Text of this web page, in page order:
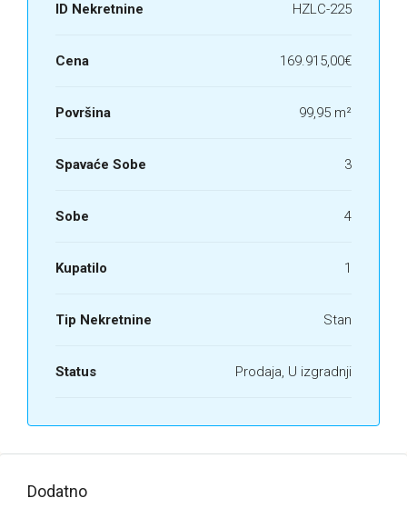
ID Nekretnine HZLC-225
Cena 169.915,00€
Površina 99,95 m²
Spavaće Sobe 3
Sobe 4
Kupatilo 1
Tip Nekretnine Stan
Status Prodaja, U izgradnji
Dodatno